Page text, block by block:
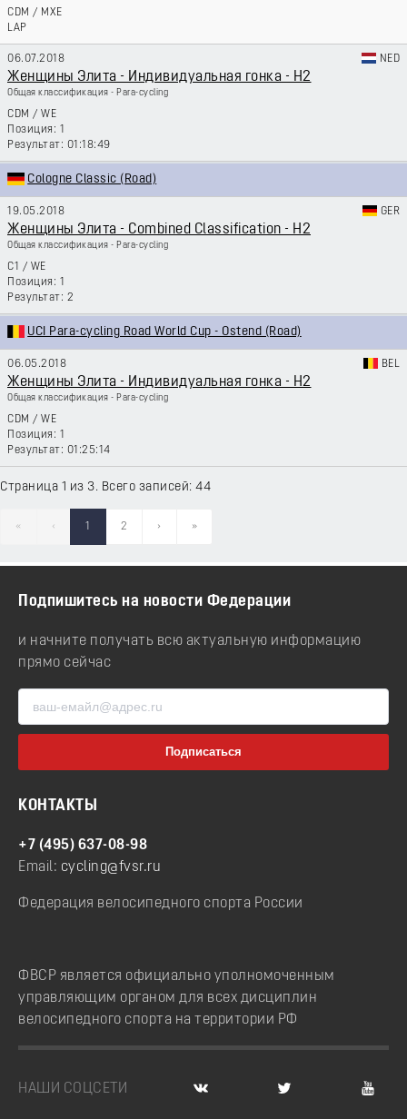
CDM / MXE
LAP
06.07.2018 NED
Женщины Элита - Индивидуальная гонка - H2
Общая классификация - Para-cycling
CDM / WE
1
01:18:49
Cologne Classic (Road)
19.05.2018 GER
Женщины Элита - Combined Classification - H2
Общая классификация - Para-cycling
C1 / WE
1
2
UCI Para-cycling Road World Cup - Ostend (Road)
06.05.2018 BEL
Женщины Элита - Индивидуальная гонка - H2
Общая классификация - Para-cycling
CDM / WE
1
01:25:14
Страница 1 из 3. Всего записей: 44
« ‹ 1 2 › »
Подпишитесь на новости Федерации
и начните получать всю актуальную информацию
прямо сейчас
КОНТАКТЫ
+7 (495) 637-08-98
Email: cycling@fvsr.ru
Федерация велосипедного спорта России
ФВСР является официально уполномоченным
управляющим органом для всех дисциплин
велосипедного спорта на территории РФ
НАШИ СОЦСЕТИ